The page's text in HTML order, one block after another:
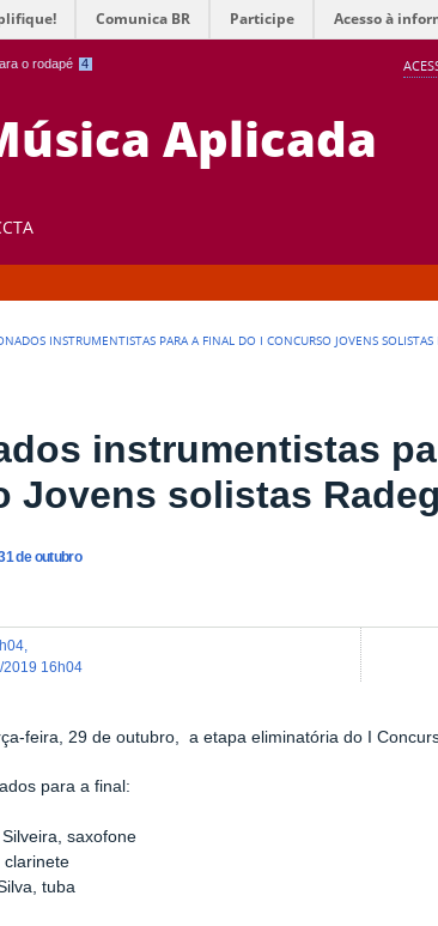
o rodapé 4
Comunica BR Participe Acesso à
Aplicada
INSTRUMENTISTAS PARA A FINAL DO I CONCURSO JOVENS
instrumentistas
Jovens solistas
de outubro
2019 16h04
feira, 29 de outubro, a etapa eliminatória do I
para a final:
saxofone
clarinete
tuba